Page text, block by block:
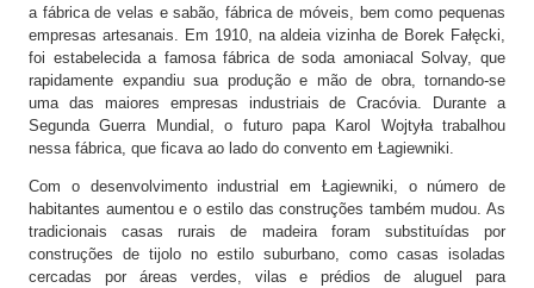
a fábrica de velas e sabão, fábrica de móveis, bem como pequenas
empresas artesanais. Em 1910, na aldeia vizinha de Borek Fałęcki,
foi estabelecida a famosa fábrica de soda amoniacal Solvay, que
rapidamente expandiu sua produção e mão de obra, tornando-se
uma das maiores empresas industriais de Cracóvia. Durante a
Segunda Guerra Mundial, o futuro papa Karol Wojtyła trabalhou
nessa fábrica, que ficava ao lado do convento em Łagiewniki.
Com o desenvolvimento industrial em Łagiewniki, o número de
habitantes aumentou e o estilo das construções também mudou. As
tradicionais casas rurais de madeira foram substituídas por
construções de tijolo no estilo suburbano, como casas isoladas
cercadas por áreas verdes, vilas e prédios de aluguel para